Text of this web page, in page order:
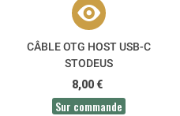
CÂBLE OTG HOST USB-C
STODEUS
8,00 €
Sur commande